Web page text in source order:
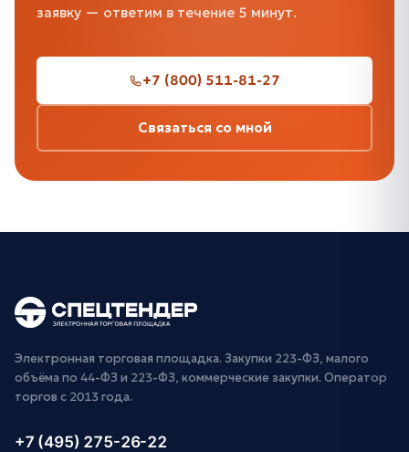
заявку — ответим в течение 5 минут.
+7 (800) 511-81-27
Связаться со мной
Электронная торговая площадка. Закупки 223-ФЗ, малого
объёма по 44-ФЗ и 223-ФЗ, коммерческие закупки. Оператор
торгов с 2013 года.
+7 (495) 275-26-22